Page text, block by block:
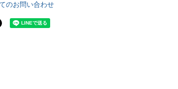
のお問い合わせ